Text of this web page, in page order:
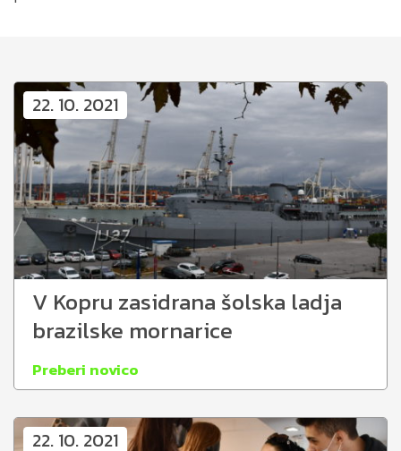
22. 10. 2021
V Kopru zasidrana šolska ladja
brazilske mornarice
Preberi novico
22. 10. 2021